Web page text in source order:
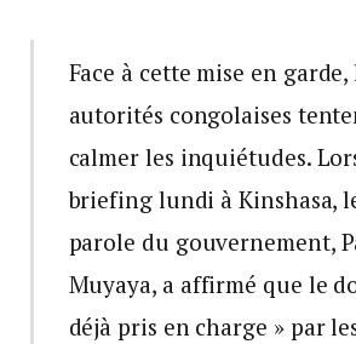
Face à cette mise en garde,
autorités congolaises
calmer les inquiétudes.
briefing lundi à Kinshasa,
parole du gouvernement,
Muyaya, a affirmé que le
déjà pris en charge » par